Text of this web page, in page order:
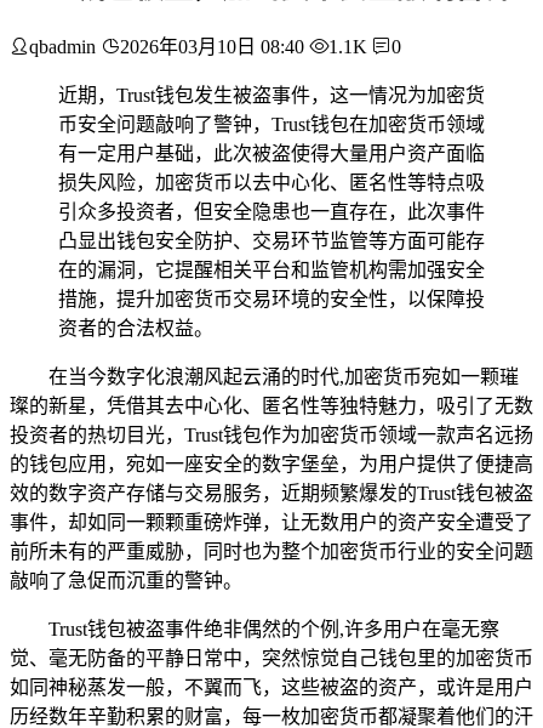
qbadmin 2026年03月10日 08:40 1.1K 0
近期，Trust钱包发生被盗事件，这一情况为加密货
币安全问题敲响了警钟，Trust钱包在加密货币领域
有一定用户基础，此次被盗使得大量用户资产面临
损失风险，加密货币以去中心化、匿名性等特点吸
引众多投资者，但安全隐患也一直存在，此次事件
凸显出钱包安全防护、交易环节监管等方面可能存
在的漏洞，它提醒相关平台和监管机构需加强安全
措施，提升加密货币交易环境的安全性，以保障投
资者的合法权益。
在当今数字化浪潮风起云涌的时代,加密货币宛如一颗璀
璨的新星，凭借其去中心化、匿名性等独特魅力，吸引了无数
投资者的热切目光，Trust钱包作为加密货币领域一款声名远扬
的钱包应用，宛如一座安全的数字堡垒，为用户提供了便捷高
效的数字资产存储与交易服务，近期频繁爆发的Trust钱包被盗
事件，却如同一颗颗重磅炸弹，让无数用户的资产安全遭受了
前所未有的严重威胁，同时也为整个加密货币行业的安全问题
敲响了急促而沉重的警钟。
Trust钱包被盗事件绝非偶然的个例,许多用户在毫无察
觉、毫无防备的平静日常中，突然惊觉自己钱包里的加密货币
如同神秘蒸发一般，不翼而飞，这些被盗的资产，或许是用户
历经数年辛勤积累的财富，每一枚加密货币都凝聚着他们的汗